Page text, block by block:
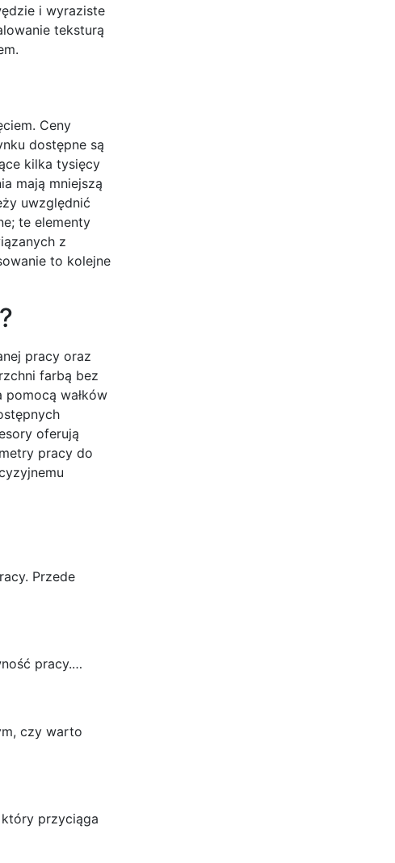
i wyraziste
teksturą
Ceny
dostępne są
kilka tysięcy
mają mniejszą
uwzględnić
te elementy
z
to kolejne
pracy oraz
farbą bez
wałków
oferują
pracy do
Przede
pracy.…
czy warto
przyciąga